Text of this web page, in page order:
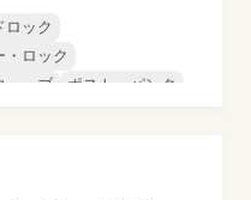
ロック
・ロック
ェーブ
ポスト・パンク